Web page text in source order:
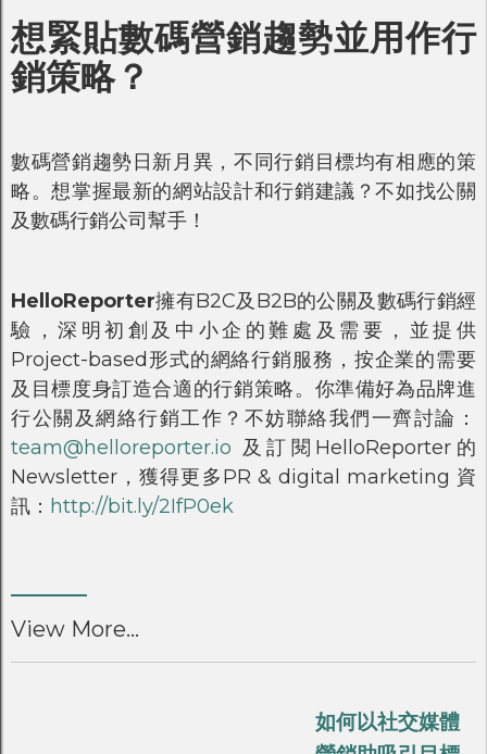
想緊貼數碼營銷趨勢並用作行
銷策略？
數碼營銷趨勢日新月異，不同行銷目標均有相應的策
略。想掌握最新的網站設計和行銷建議？不如找公關
及數碼行銷公司幫手！
HelloReporter擁有B2C及B2B的公關及數碼行銷經
驗，深明初創及中小企的難處及需要，並提供
Project-based形式的網絡行銷服務，按企業的需要
及目標度身訂造合適的行銷策略。你準備好為品牌進
行公關及網絡行銷工作？不妨聯絡我們一齊討論：
team@helloreporter.io 及訂閱HelloReporter的
Newsletter，獲得更多PR & digital marketing 資
訊： http://bit.ly/2IfP0ek
View More...
如何以社交媒體